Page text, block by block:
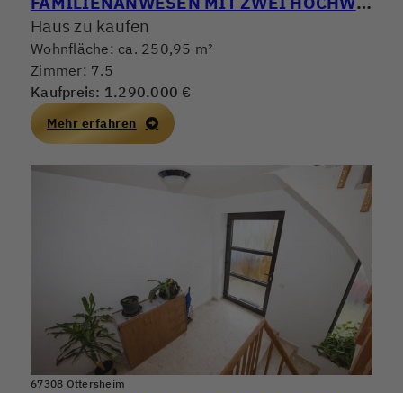
Haus zu kaufen
Wohnfläche: ca. 250,95 m²
Zimmer: 7.5
Kaufpreis: 1.290.000 €
Mehr erfahren
67308 Ottersheim